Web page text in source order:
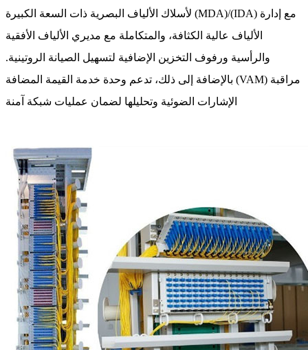
لأسلاك الألياف البصرية ذات السعة الكبيرة (MDA)/(IDA) مع إدارة
الألياف عالية الكثافة، والمتكاملة مع مديري الألياف الأفقية
والرأسية ورفوف التخزين الإضافية لتسهيل الصيانة الروتينية.
بالإضافة إلى ذلك، تدعم وحدة خدمة القيمة المضافة (VAM) مراقبة
الإشارات الضوئية وتحليلها لضمان عمليات شبكة آمنة